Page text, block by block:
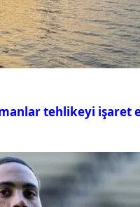
tehlikeyi işaret